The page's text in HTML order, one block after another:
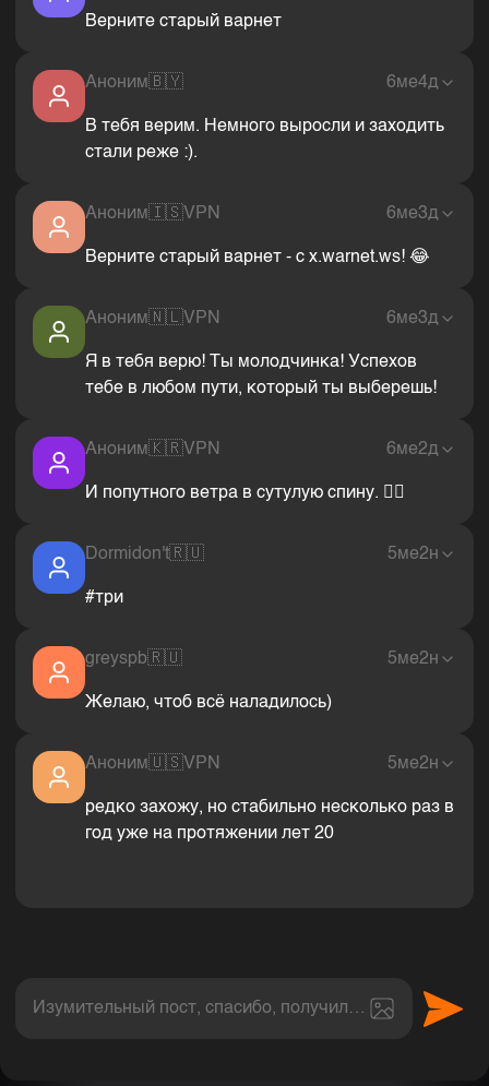
Верните старый варнет
Аноним🇧🇾 6ме4д
В тебя верим. Немного выросли и заходить
стали реже :).
Аноним🇮🇸VPN 6ме3д
Верните старый варнет - c x.warnet.ws! 😂
Аноним🇳🇱VPN 6ме3д
Я в тебя верю! Ты молодчинка! Успехов
тебе в любом пути, который ты выберешь!
Аноним🇰🇷VPN 6ме2д
И попутного ветра в сутулую спину. 👍🏻
Dormidon't🇷🇺 5ме2н
#три
greyspb🇷🇺 5ме2н
Желаю, чтоб всё наладилось)
Аноним🇺🇸VPN 5ме2н
редко захожу, но стабильно несколько раз в
год уже на протяжении лет 20
Изумительный пост, спасибо, получил величайшее